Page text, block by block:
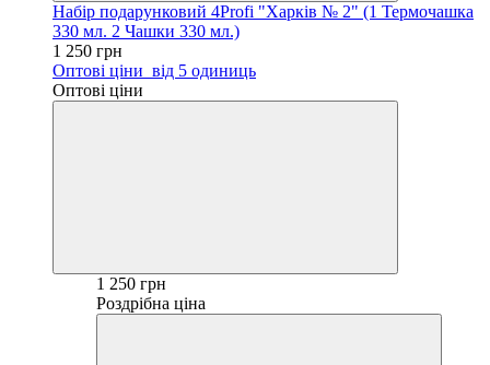
Набір подарунковий 4Profi "Харків № 2" (1 Термочашка
330 мл. 2 Чашки 330 мл.)
1 250 грн
Оптові ціни від 5 одиниць
Оптові ціни
1 250 грн
Роздрібна ціна